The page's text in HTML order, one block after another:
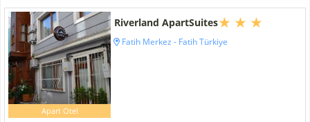
Apart Otel
Riverland ApartSuites
Fatih Merkez - Fatih Türkiye